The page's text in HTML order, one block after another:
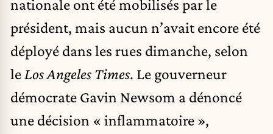
nationale ont été mobilisés par le
président, mais aucun n’avait encore été
déployé dans les rues dimanche, selon
le Los Angeles Times. Le gouverneur
démocrate Gavin Newsom a dénoncé
une décision « inflammatoire »,